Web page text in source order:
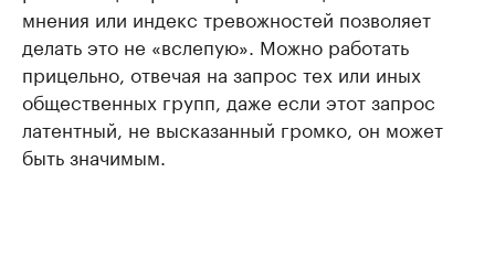
мнения или индекс тревожностей позволяет
делать это не «вслепую». Можно работать
прицельно, отвечая на запрос тех или иных
общественных групп, даже если этот запрос
латентный, не высказанный громко, он может
быть значимым.